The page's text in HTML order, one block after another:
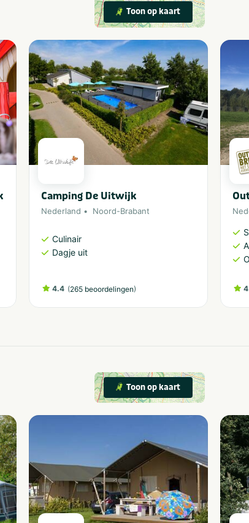
Toon op kaart
Camping De Uitwijk
Nederland Noord-Brabant
Culinair
Dagje uit
4.4 (265 beoordelingen)
Toon op kaart